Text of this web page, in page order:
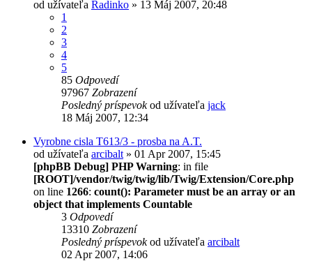
od užívateľa Radinko » 13 Máj 2007, 20:48
1
2
3
4
5
85 Odpovedí
97967 Zobrazení
Posledný príspevokod užívateľa jack
18 Máj 2007, 12:34
Vyrobne cisla T613/3 - prosba na A.T.
od užívateľa arcibalt » 01 Apr 2007, 15:45
[phpBB Debug] PHP Warning: in file
[ROOT]/vendor/twig/twig/lib/Twig/Extension/Core.php
on line 1266: count(): Parameter must be an array or an
object that implements Countable
3 Odpovedí
13310 Zobrazení
Posledný príspevokod užívateľa arcibalt
02 Apr 2007, 14:06